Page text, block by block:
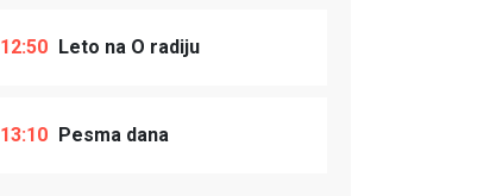
12:50 Leto na O radiju
13:10 Pesma dana